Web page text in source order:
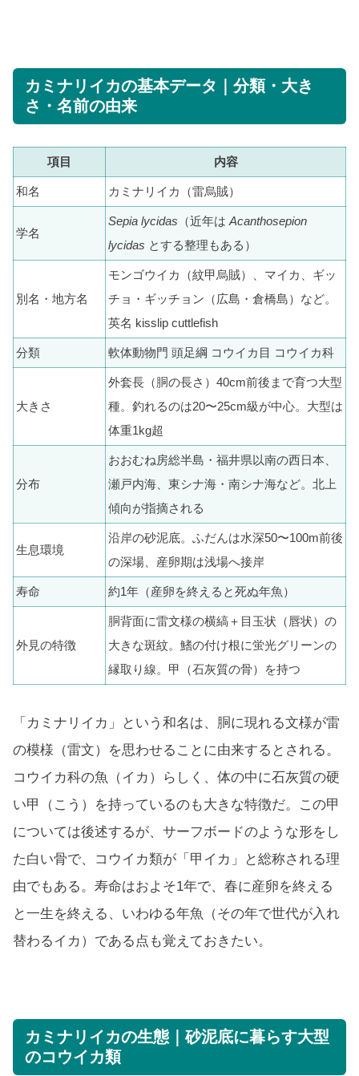
カミナリイカの基本データ｜分類・大き
さ・名前の由来
項目 内容
和名 カミナリイカ（雷烏賊）
学名
Sepia lycidas （近年は Acanthosepion
lycidas とする整理もある）
別名・地方名
モンゴウイカ（紋甲烏賊）、マイカ、ギッ
チョ・ギッチョン（広島・倉橋島）など。
英名 kisslip cuttlefish
分類 軟体動物門 頭足綱 コウイカ目 コウイカ科
大きさ
外套長（胴の長さ）40cm前後まで育つ大型
種。釣れるのは20〜25cm級が中心。大型は
体重1kg超
分布
おおむね房総半島・福井県以南の西日本、
瀬戸内海、東シナ海・南シナ海など。北上
傾向が指摘される
生息環境
沿岸の砂泥底。ふだんは水深50〜100m前後
の深場、産卵期は浅場へ接岸
寿命 約1年（産卵を終えると死ぬ年魚）
外見の特徴
胴背面に雷文様の横縞＋目玉状（唇状）の
大きな斑紋。鰭の付け根に蛍光グリーンの
縁取り線。甲（石灰質の骨）を持つ
「カミナリイカ」という和名は、胴に現れる文様が雷
の模様（雷文）を思わせることに由来するとされる。
コウイカ科の魚（イカ）らしく、体の中に石灰質の硬
い甲（こう）を持っているのも大きな特徴だ。この甲
については後述するが、サーフボードのような形をし
た白い骨で、コウイカ類が「甲イカ」と総称される理
由でもある。寿命はおよそ1年で、春に産卵を終える
と一生を終える、いわゆる年魚（その年で世代が入れ
替わるイカ）である点も覚えておきたい。
カミナリイカの生態｜砂泥底に暮らす大型
のコウイカ類